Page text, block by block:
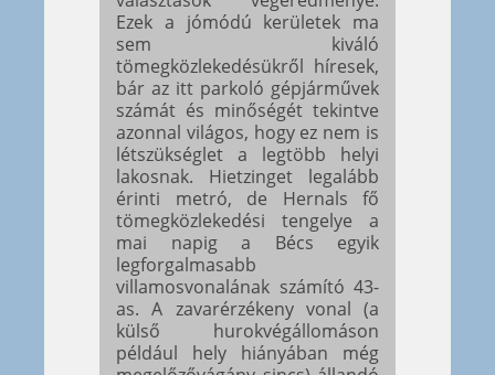
Ezek a jómódú kerületek ma
sem kiváló
tömegközlekedésükről híresek,
bár az itt parkoló gépjárművek
számát és minőségét tekintve
azonnal világos, hogy ez nem is
létszükséglet a legtöbb helyi
lakosnak. Hietzinget legalább
érinti metró, de Hernals fő
tömegközlekedési tengelye a
mai napig a Bécs egyik
legforgalmasabb
villamosvonalának számító 43-
as. A zavarérzékeny vonal (a
külső hurokvégállomáson
például hely hiányában még